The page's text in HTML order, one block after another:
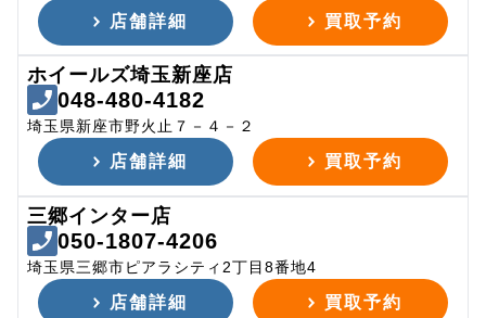
店舗詳細 買取予約
ホイールズ埼玉新座店
048-480-4182
埼玉県新座市野火止７－４－２
店舗詳細 買取予約
三郷インター店
050-1807-4206
埼玉県三郷市ピアラシティ2丁目8番地4
店舗詳細 買取予約